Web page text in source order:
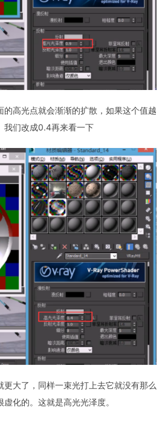
的高光点就会渐渐的扩散，如果这个值越
我们改成0.4再来看一下
更大了，同样一束光打上去它就没有那么
化的。这就是高光光泽度。